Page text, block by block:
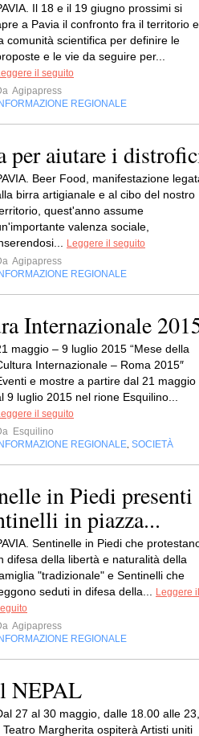
Il 18 e il 19 giugno prossimi si
a Pavia il confronto fra il territorio e
comunità scientifica per definire le
e le vie da seguire per...
il seguito
Agipapress
INFORMAZIONE REGIONALE
per aiutare i
Beer Food, manifestazione
birra artigianale e al cibo del nostro
quest'anno assume
valenza sociale,
Leggere il seguito
Agipapress
INFORMAZIONE REGIONALE
Internazionale
maggio – 9 luglio 2015 “Mese della
Internazionale – Roma 2015″
e mostre a partire dal 21 maggio
9 luglio 2015 nel rione Esquilino...
il seguito
Esquilino
INFORMAZIONE REGIONALE SOCIETÀ
in Piedi presenti
in piazza...
Sentinelle in Piedi che
difesa della libertà e naturalità della
"tradizionale" e Sentinelli che
seduti in difesa della...
Leggere il
Agipapress
INFORMAZIONE REGIONALE
NEPAL
27 al 30 maggio, dalle 18.00 alle 23,
Teatro Margherita ospiterà Artisti uniti